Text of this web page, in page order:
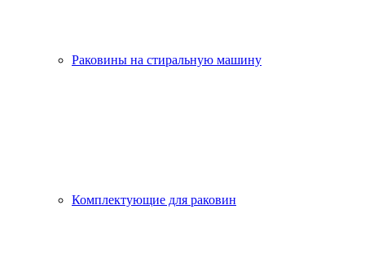
Раковины на стиральную машину
Комплектующие для раковин